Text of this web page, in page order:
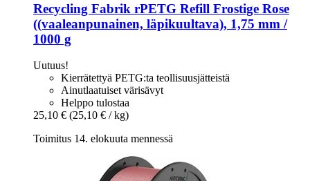
Recycling Fabrik rPETG Refill Frostige Rose
((vaaleanpunainen, läpikuultava), 1,75 mm /
1000 g
Uutuus!
Kierrätettyä PETG:ta teollisuusjätteistä
Ainutlaatuiset värisävyt
Helppo tulostaa
25,10 € (25,10 € / kg)
Toimitus 14. elokuuta mennessä